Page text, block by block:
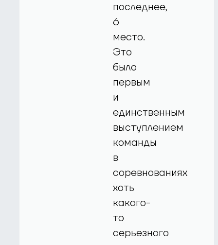
последнее,
6
место.
Это
было
первым
и
единственным
выступлением
команды
в
соревнованиях
хоть
какого-
то
серьезного